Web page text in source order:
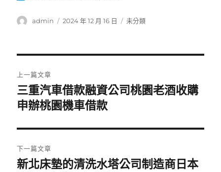
作
admin
發
2024 年 12 月 16 日
分
未分類
章
導
覽
上一篇文章
上
一
文
章:
三重汽車借款融資公司桃園老酒收購
申辦桃園機車借款
下一篇文章
下
新北床墊的清洗水塔公司制造商日本